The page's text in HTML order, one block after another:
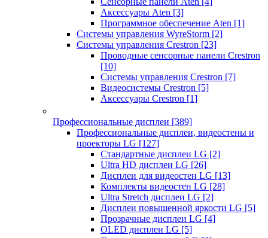
Аксессуары Aten [3]
Программное обеспечение Aten [1]
Системы управления WyreStorm [2]
Системы управления Crestron [23]
Проводные сенсорные панели Crestron
[10]
Системы управления Crestron [7]
Видеосистемы Crestron [5]
Аксессуары Crestron [1]
Профессиональные дисплеи [389]
Профессиональные дисплеи, видеостены и
проекторы LG [127]
Стандартные дисплеи LG [2]
Ultra HD дисплеи LG [26]
Дисплеи для видеостен LG [13]
Комплекты видеостен LG [28]
Ultra Stretch дисплеи LG [2]
Дисплеи повышенной яркости LG [5]
Прозрачные дисплеи LG [4]
OLED дисплеи LG [5]